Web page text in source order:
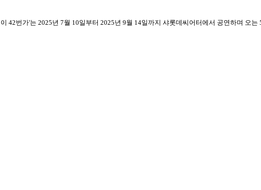
42번가'는 2025년 7월 10일부터 2025년 9월 14일까지 샤롯데씨어터에서 공연하며 오